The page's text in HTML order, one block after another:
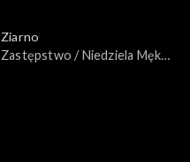
Ziarno
Zastępstwo / Niedziela Męki